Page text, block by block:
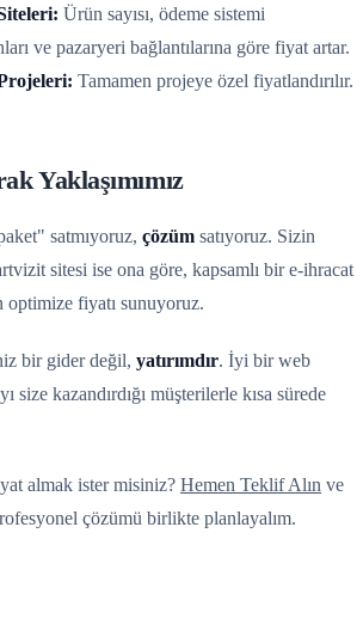
Ürün sayısı, ödeme sistemi
ve pazaryeri bağlantılarına göre fiyat artar.
Tamamen projeye özel fiyatlandırılır.
Yaklaşımımız
satmıyoruz, çözüm satıyoruz. Sizin
sitesi ise ona göre, kapsamlı bir e-ihracat
optimize fiyatı sunuyoruz.
bir gider değil, yatırımdır. İyi bir web
size kazandırdığı müşterilerle kısa sürede
almak ister misiniz? Hemen Teklif Alın ve
çözümü birlikte planlayalım.